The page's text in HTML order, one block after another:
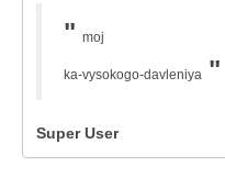
moj
ka-vysokogo-davleniya
Super User